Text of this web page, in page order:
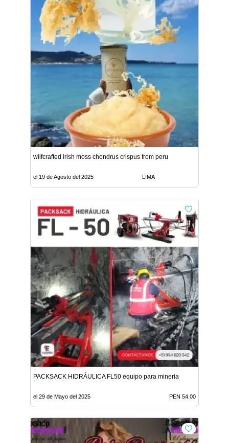
wilfcrafted irish moss chondrus crispus from peru
el 19 de Agosto del 2025 LIMA
PACKSACK HIDRÁULICA FL50 equipo para mineria
el 29 de Mayo del 2025 PEN 54.00